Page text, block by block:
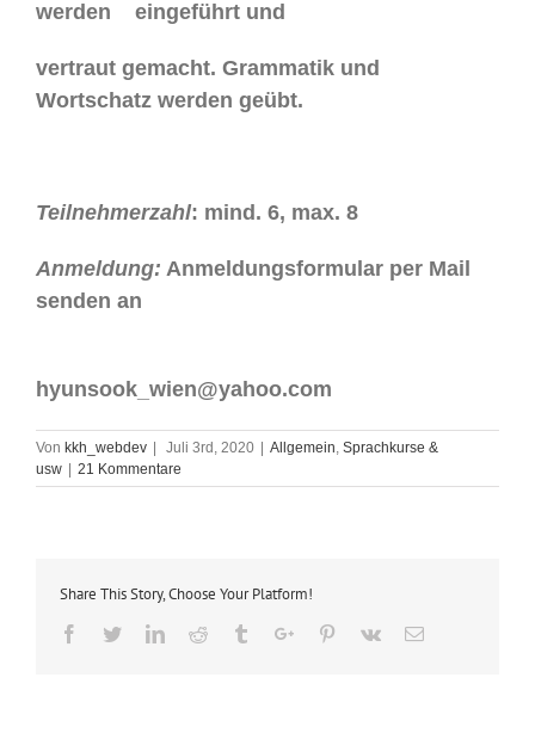
werden eingeführt und
vertraut gemacht. Grammatik und
Wortschatz werden geübt.
Teilnehmerzahl: mind. 6, max. 8
Anmeldung: Anmeldungsformular per Mail
senden an
hyunsook_wien@yahoo.com
Von kkh_webdev | Juli 3rd, 2020 | Allgemein Sprachkurse &
usw | 21 Kommentare
Share This Story, Choose Your Platform!
Facebook
TwitterLinkedinReddit TumblrGoogle+Pinterest
Vk Email